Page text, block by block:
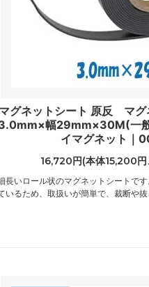
グネットシート 原反 マグ
幅29mm×30M(一
イマグネット｜
16,720円(本体15,200円
長いロール状のマグネットシートで
いるため、取扱いが簡単で、裁断や抜